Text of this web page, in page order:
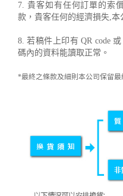
7. 貴客如有任何訂單的索
款，貴客任何的經濟損失,本
8. 若稿件上印有 QR code
碼內的資料能讀取正常。
*最終之條款及細則本公司保留最